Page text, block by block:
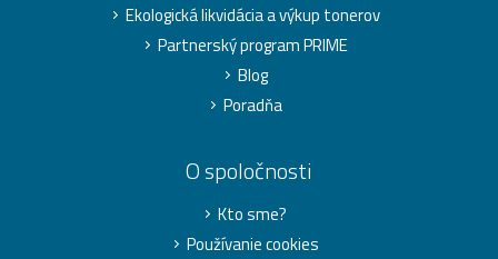
Ekologická likvidácia a výkup tonerov
Partnerský program PRIME
Blog
Poradňa
O spoločnosti
Kto sme?
Používanie cookies